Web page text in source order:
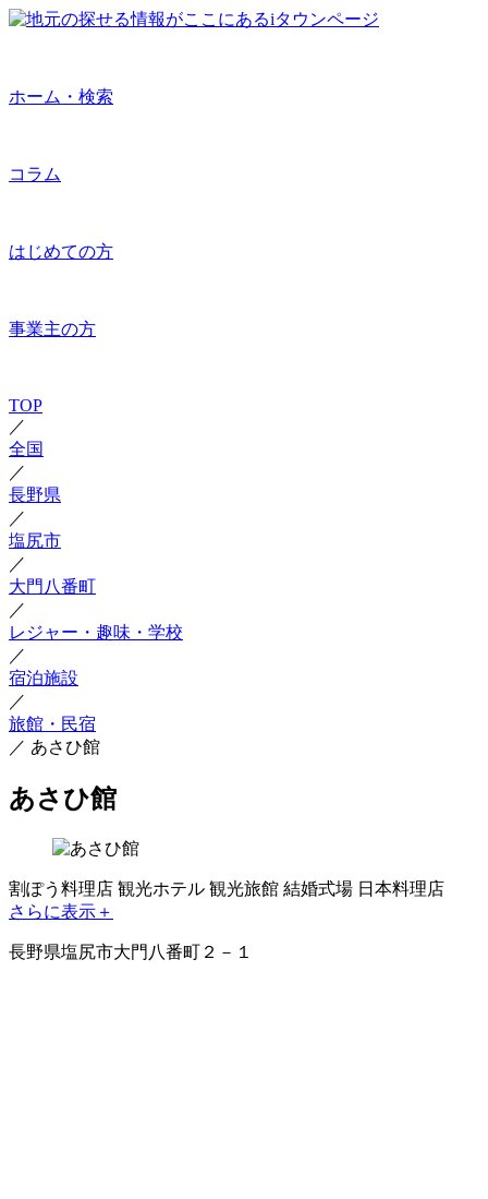
ホーム・検索
コラム
はじめての方
事業主の方
TOP
／
全国
／
長野県
／
塩尻市
／
大門八番町
／
レジャー・趣味・学校
／
宿泊施設
／
旅館・民宿
／ あさひ館
あさひ館
割ぽう料理店 観光ホテル 観光旅館 結婚式場 日本料理店
さらに表示＋
長野県塩尻市大門八番町２－１